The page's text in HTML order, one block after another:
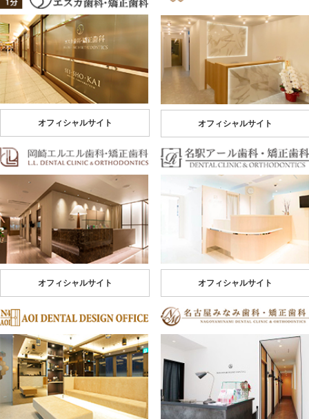
オフィシャルサイト オフィシャルサイト
オフィシャルサイト オフィシャルサイト